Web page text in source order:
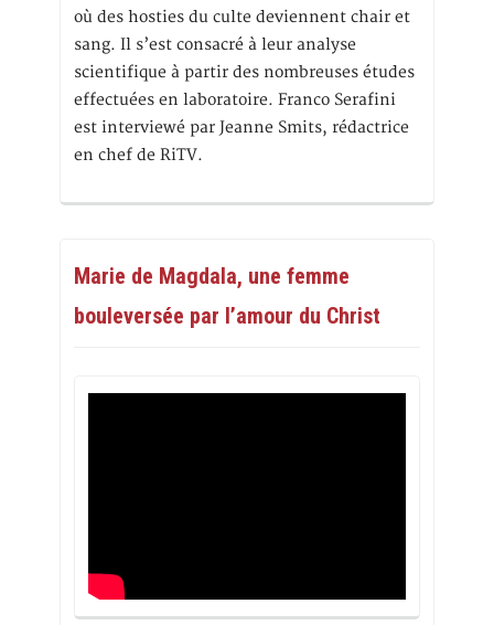
où des hosties du culte deviennent chair et
sang. Il s’est consacré à leur analyse
scientifique à partir des nombreuses études
effectuées en laboratoire. Franco Serafini
est interviewé par Jeanne Smits, rédactrice
en chef de RiTV.
Marie de Magdala, une femme
bouleversée par l’amour du Christ